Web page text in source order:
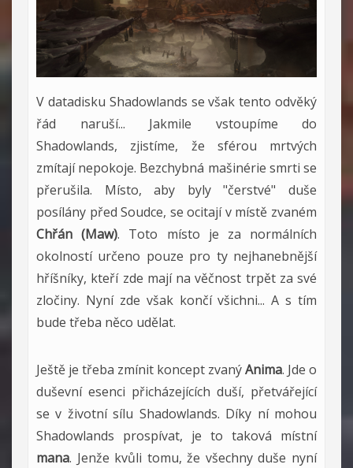
V datadisku Shadowlands se však tento odvěký
řád naruší... Jakmile vstoupíme do
Shadowlands, zjistíme, že sférou mrtvých
zmítají nepokoje. Bezchybná mašinérie smrti se
přerušila. Místo, aby byly "čerstvé" duše
posílány před Soudce, se ocitají v místě zvaném
Chřán (Maw). Toto místo je za normálních
okolností určeno pouze pro ty nejhanebnější
hříšníky, kteří zde mají na věčnost trpět za své
zločiny. Nyní zde však končí všichni... A s tím
bude třeba něco udělat.
Ještě je třeba zmínit koncept zvanýAnima. Jde o
duševní esenci přicházejících duší, přetvářející
se v životní sílu Shadowlands. Díky ní mohou
Shadowlands prospívat, je to taková místní
mana. Jenže kvůli tomu, že všechny duše nyní